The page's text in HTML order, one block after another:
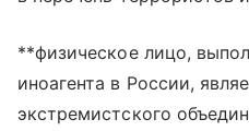
**физическое лицо,
иноагента в России,
экстремистского